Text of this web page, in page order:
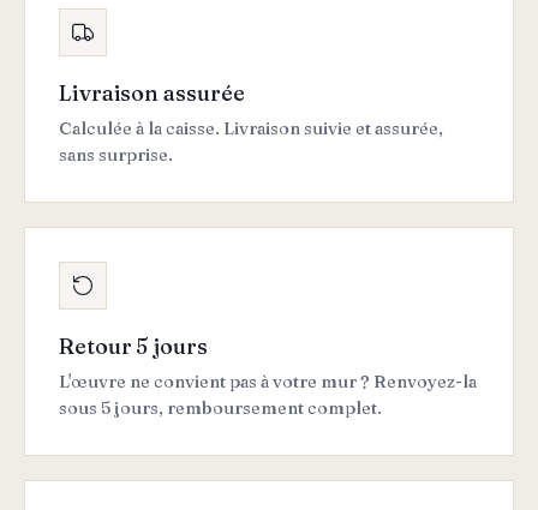
Livraison assurée
Calculée à la caisse. Livraison suivie et assurée,
sans surprise.
Retour 5 jours
L'œuvre ne convient pas à votre mur ? Renvoyez-la
sous 5 jours, remboursement complet.